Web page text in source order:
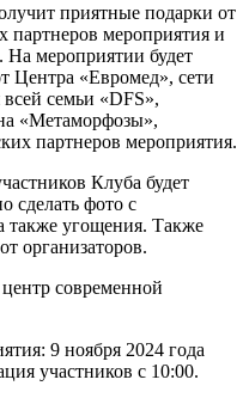
приятные подарки от
партнеров мероприятия и
На мероприятии будет
Центра «Евромед», сети
семьи «DFS»,
«Метаморфозы»,
партнеров мероприятия.
Клуба будет
сделать фото с
также угощения. Также
организаторов.
современной
9 ноября 2024 года
участников с 10:00.